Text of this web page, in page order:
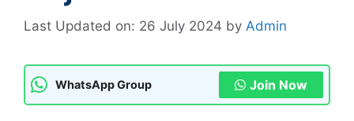
Last Updated on: 26 July 2024 by Admin
WhatsApp Group Join Now